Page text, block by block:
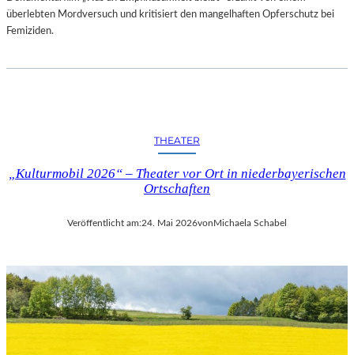
überlebten Mordversuch und kritisiert den mangelhaften Opferschutz bei
Femiziden.
THEATER
„Kulturmobil 2026“ – Theater vor Ort in niederbayerischen
Ortschaften
Veröffentlicht am:24. Mai 2026vonMichaela Schabel